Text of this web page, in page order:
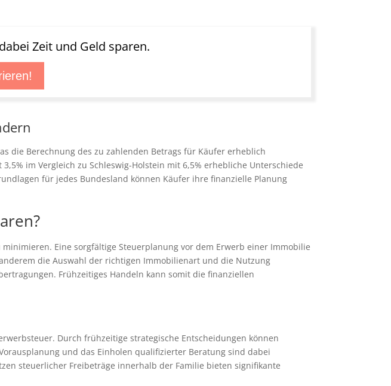
Zeit und Geld sparen.
die Berechnung des zu zahlenden Betrags für Käufer erheblich
im Vergleich zu Schleswig-Holstein mit 6,5% erhebliche Unterschiede
für jedes Bundesland können Käufer ihre finanzielle Planung
Eine sorgfältige Steuerplanung vor dem Erwerb einer Immobilie
die Auswahl der richtigen Immobilienart und die Nutzung
Frühzeitiges Handeln kann somit die finanziellen
Durch frühzeitige strategische Entscheidungen können
und das Einholen qualifizierter Beratung sind dabei
steuerlicher Freibeträge innerhalb der Familie bieten signifikante